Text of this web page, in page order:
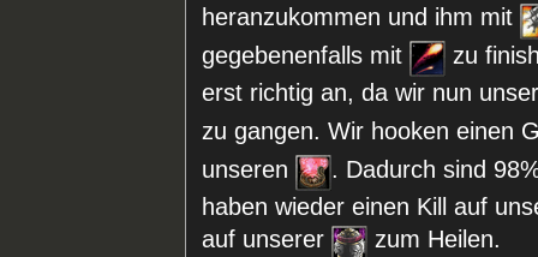
heranzukommen und ihm mit
gegebenenfalls mit
zu
erst richtig an, da wir nun
zu gangen. Wir hooken einen
unseren
. Dadurch sind
haben wieder einen Kill auf
auf unserer
zum Heilen.